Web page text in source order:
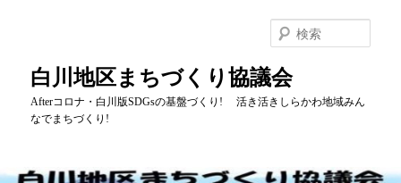
移
白川地区まちづくり協議会
Afterコロナ・白川版SDGsの基盤づくり! 活き活きしらかわ地域みん
なでまちづくり!
索